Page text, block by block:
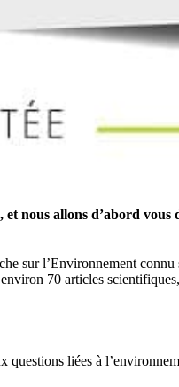
nous allons d’abord
sur l’Environnement
70 articles
liées à